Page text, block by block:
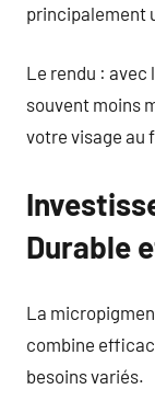
principalement
Le rendu :
souvent moins
votre visage au
Durable
La
combine
besoins variés.